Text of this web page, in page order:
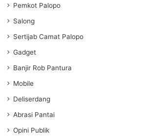
Pemkot Palopo
Salong
Sertijab Camat Palopo
Gadget
Banjir Rob Pantura
Mobile
Deliserdang
Abrasi Pantai
Opini Publik